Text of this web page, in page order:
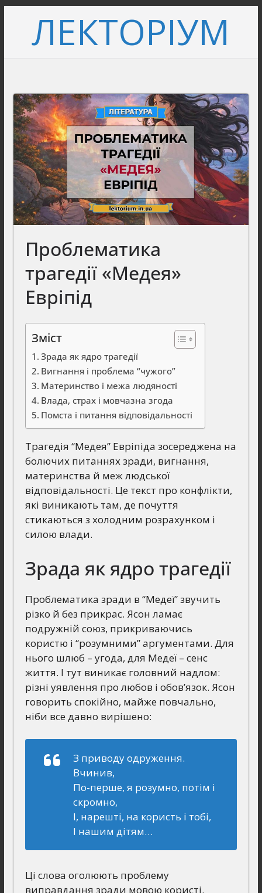
вмістуЛЕКТОРІУМ
Проблематика
трагедії «Медея»
Евріпід
Зміст
Зрада як ядро трагедії
Вигнання і проблема “чужого”
Материнство і межа людяності
Влада, страх і мовчазна згода
Помста і питання відповідальності
Трагедія “Медея” Евріпіда зосереджена на
болючих питаннях зради, вигнання,
материнства й меж людської
відповідальності. Це текст про конфлікти,
які виникають там, де почуття
стикаються з холодним розрахунком і
силою влади.
Зрада як ядро трагедії
Проблематика зради в “Медеї” звучить
різко й без прикрас. Ясон ламає
подружній союз, прикриваючись
користю і “розумними” аргументами. Для
нього шлюб – угода, для Медеї – сенс
життя. І тут виникає головний надлом:
різні уявлення про любов і обов’язок. Ясон
говорить спокійно, майже повчально,
ніби все давно вирішено:
З приводу одруження.
Вчинив,
По-перше, я розумно, потім і
скромно,
І, нарешті, на користь і тобі,
І нашим дітям…
Ці слова оголюють проблему
виправдання зради мовою користі.